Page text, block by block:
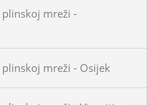
mreži -
mreži - Osijek